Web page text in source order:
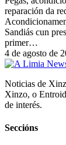
reparación da
Sandiás cun
primer…
4 de agosto de
Noticias de
Xinzo, o
de interés.
Seccións